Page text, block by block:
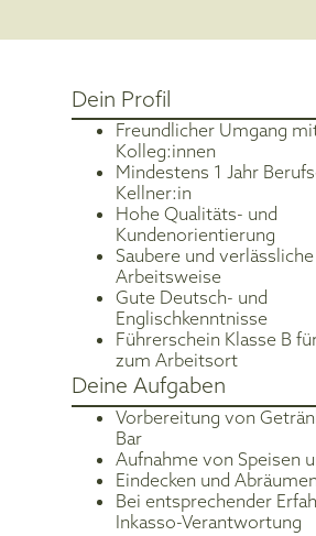
Dein Profil
Freundlicher Umgang
Kolleg:innen
Mindestens 1 Jahr
Kellner:in
Hohe Qualitäts- und
Kundenorientierung
Saubere und verlässliche
Arbeitsweise
Gute Deutsch- und
Englischkenntnisse
Führerschein Klasse B
zum Arbeitsort
Deine Aufgaben
Vorbereitung von
Bar
Aufnahme von Speisen
Eindecken und
Bei entsprechender
Inkasso-Verantwortung